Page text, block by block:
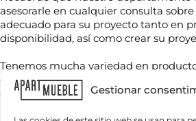
Gestionar
asesorarle en cualquier consulta
adecuado para su proyecto tanto en
disponibilidad, así como crear su
Tenemos mucha variedad en
de importación como nacional, por
contenedores.
b
e
*
T
e
é
o
n
C
o
r